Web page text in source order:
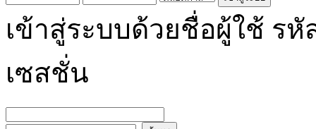
เข้าสู่ระบบด้วยชื่อผู้ใช้ รหั
เซสชั่น